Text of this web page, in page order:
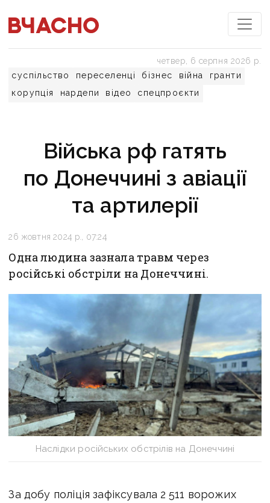
суспільство переселенці бізнес війна
гранти
корупція
нардепи відео спецпроєкти
четвер, 6 серпня 2026 р.
Війська рф гатять
по Донеччині з авіації
та артилерії
26 жовтня 2024 р., 07:24
Одна людина зазнала травм через
російські обстріли на Донеччині.
Наслідки російських обстрілів на Донеччині
За добу поліція зафіксувала 2 511 ворожих